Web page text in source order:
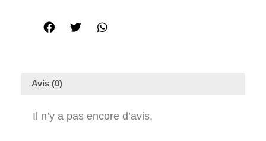
Avis (0)
Il n’y a pas encore d’avis.